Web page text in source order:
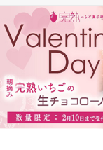
日: